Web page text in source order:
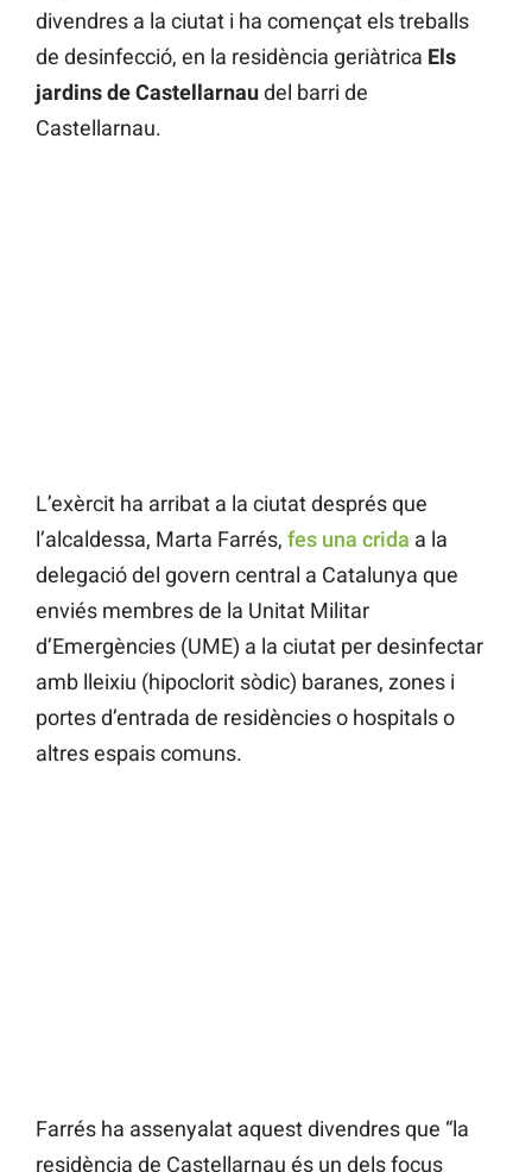
divendres a la ciutat i ha començat els treballs
de desinfecció, en la residència geriàtrica Els
jardins de Castellarnaudel barri de
Castellarnau.
L’exèrcit ha arribat a la ciutat després que
l’alcaldessa, Marta Farrés, fes una crida a la
delegació del govern central a Catalunya que
enviés membres de la Unitat Militar
d’Emergències (UME) a la ciutat per desinfectar
amb lleixiu (hipoclorit sòdic) baranes, zones i
portes d’entrada de residències o hospitals o
altres espais comuns.
Farrés ha assenyalat aquest divendres que “la
residència de Castellarnau és un dels focus